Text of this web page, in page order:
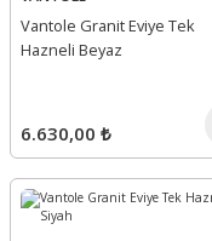
Vantole Granit Eviye Tek
Hazneli Beyaz
6.630,00 ₺